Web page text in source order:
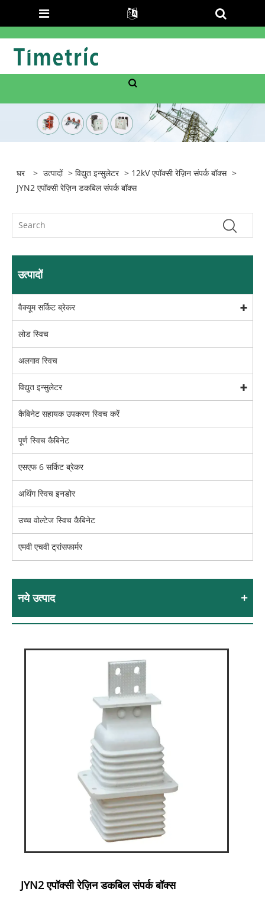
घर > उत्पादों >विद्युत इन्सुलेटर > 12kV एपॉक्सी रेज़िन संपर्क बॉक्स >
JYN2 एपॉक्सी रेज़िन डकबिल संपर्क बॉक्स
उत्पादों
वैक्यूम सर्किट ब्रेकर
लोड स्विच
अलगाव स्विच
विद्युत इन्सुलेटर
कैबिनेट सहायक उपकरण स्विच करें
पूर्ण स्विच कैबिनेट
एसएफ 6 सर्किट ब्रेकर
अर्थिंग स्विच इनडोर
उच्च वोल्टेज स्विच कैबिनेट
एमवी एचवी ट्रांसफार्मर
नये उत्पाद
JYN2 एपॉक्सी रेज़िन डकबिल संपर्क बॉक्स